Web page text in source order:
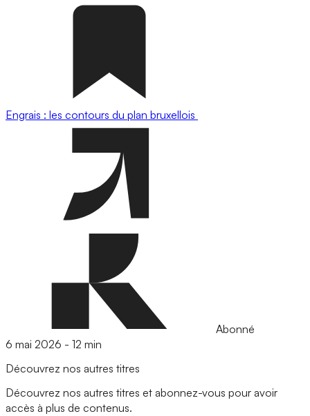
Engrais : les contours du plan bruxellois
Abonné
6 mai 2026 - 12 min
Découvrez nos autres titres
Découvrez nos autres titres et abonnez-vous pour avoir
accès à plus de contenus.